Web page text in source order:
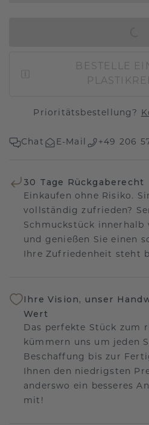
BESTELLE
Prioritätsbestellung?
Chat E-Mail +49 206
30 Tage Rückgaberecht
Einkaufen ohne Risiko.
vollständig zufrieden?
Schmuckstück innerhalb
und genießen Sie einen
Ihre Zufriedenheit steht
Ihre Vision, unser
Wert
Das perfekte Stück zum
kümmern uns um jeden
Beschaffung bis zur
Ihnen den niedrigsten
anderswo ein besseres
mit!